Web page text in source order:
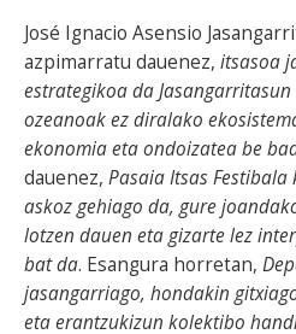
José Ignacio Asensio
azpimarratu dauenez, itsasoa
estrategikoa da
ozeanoak ez diralako
ekonomia eta ondoizatea be
dauenez, Pasaia Itsas
askoz gehiago da, gure
lotzen dauen eta gizarte lez
bat da. Esangura horretan,
jasangarriago, hondakin
eta erantzukizun kolektibo